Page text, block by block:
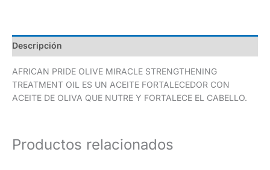
Descripción
AFRICAN PRIDE OLIVE MIRACLE STRENGTHENING
TREATMENT OIL ES UN ACEITE FORTALECEDOR CON
ACEITE DE OLIVA QUE NUTRE Y FORTALECE EL CABELLO.
Productos relacionados